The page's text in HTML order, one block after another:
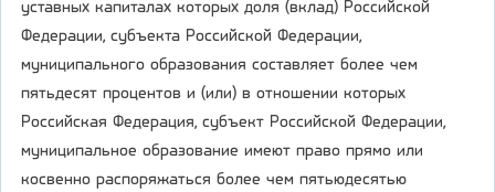
уставных капиталах которых доля (вклад) Российской
Федерации, субъекта Российской Федерации,
муниципального образования составляет более чем
пятьдесят процентов и (или) в отношении которых
Российская Федерация, субъект Российской Федерации,
муниципальное образование имеют право прямо или
косвенно распоряжаться более чем пятьюдесятью